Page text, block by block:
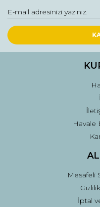
Ürün resmi kalitesiz,
Ürün açıklamasında
Ürün fiyatı diğer
Havale
Mesafeli
İptal